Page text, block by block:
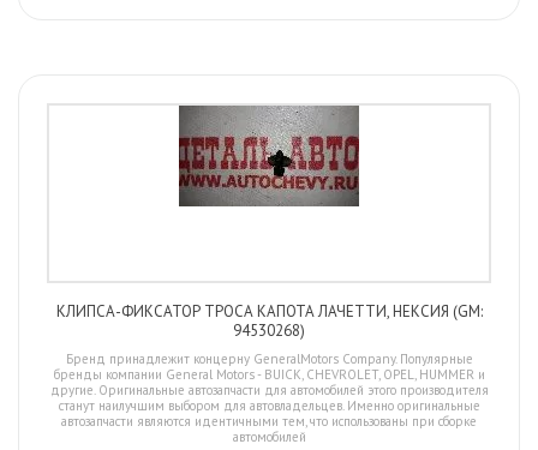
КЛИПСА-ФИКСАТОР ТРОСА КАПОТА ЛАЧЕТТИ, НЕКСИЯ (GM:
94530268)
Бренд принадлежит концерну GeneralMotors Company. Популярные
бренды компании General Motors - BUICK, CHEVROLET, OPEL, HUMMER и
другие. Оригинальные автозапчасти для автомобилей этого производителя
станут наилучшим выбором для автовладельцев. Именно оригинальные
автозапчасти являются идентичными тем, что использованы при сборке
автомобилей